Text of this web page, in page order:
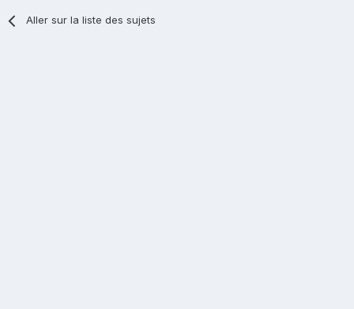
Aller sur la liste des sujets